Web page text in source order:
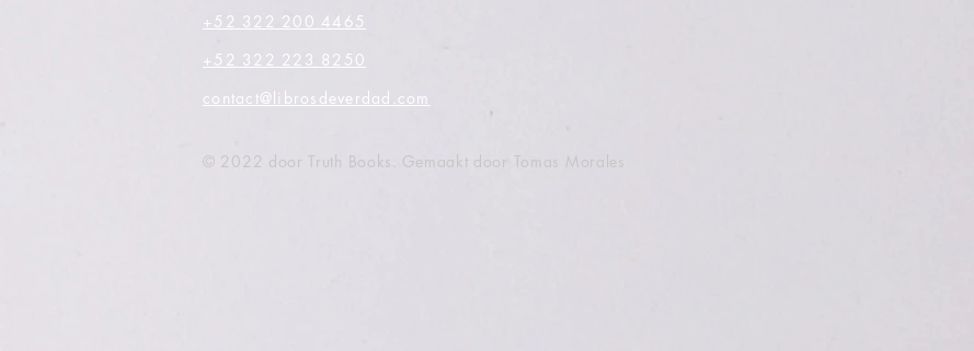
+52 322 200 4465
+52 322 223 8250
contact@librosdeverdad.com
© 2022 door Truth Books. Gemaakt door Tomas Morales